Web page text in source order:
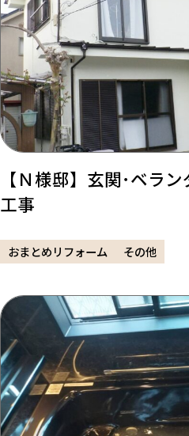
【Ｎ様邸】玄関･ベラ
工事
おまとめリフォーム その他